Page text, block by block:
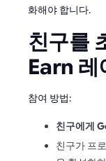
화해야 합니다.
친구를
Earn 레
참여 방법:
친구에게
친구가 프